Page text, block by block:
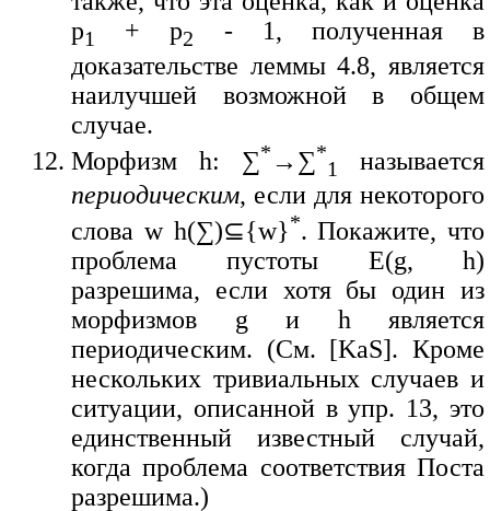
p1 + p2
- 1, полученная в
доказательстве леммы 4.8, является
наилучшей возможной в общем
случае.
Морфизм h: ∑* →∑*
1
называется
периодическим, если для некоторого
слова w h(∑)⊆{w}*. Покажите, что
проблема пустоты E(g, h)
разрешима, если хотя бы один из
морфизмов g и h является
периодическим. (См. [KaS]. Кроме
нескольких тривиальных случаев и
ситуации, описанной в упр. 13, это
единственный известный случай,
когда проблема соответствия Поста
разрешима.)